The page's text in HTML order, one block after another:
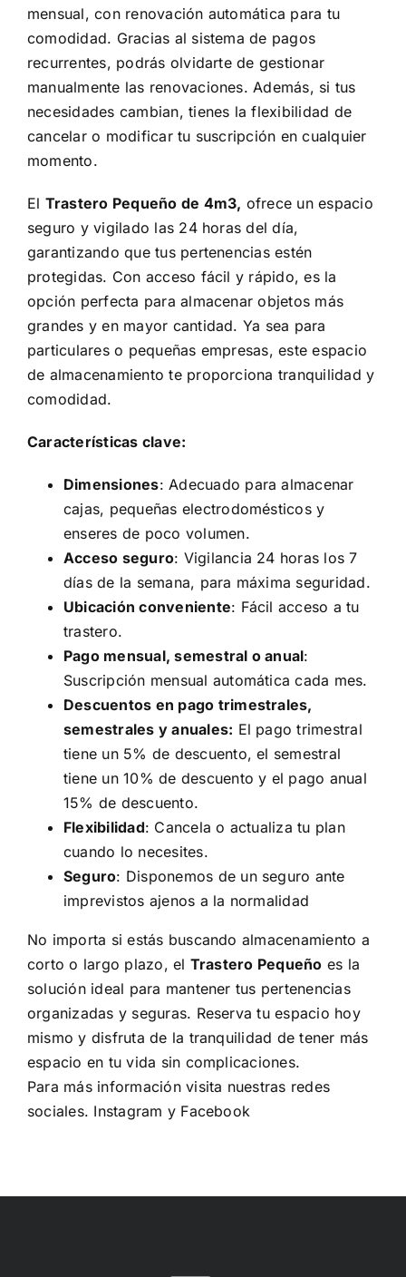
mensual, con renovación automática para tu
comodidad. Gracias al sistema de pagos
recurrentes, podrás olvidarte de gestionar
manualmente las renovaciones. Además, si tus
necesidades cambian, tienes la flexibilidad de
cancelar o modificar tu suscripción en cualquier
momento.
El Trastero Pequeño de 4m3, ofrece un espacio
seguro y vigilado las 24 horas del día,
garantizando que tus pertenencias estén
protegidas. Con acceso fácil y rápido, es la
opción perfecta para almacenar objetos más
grandes y en mayor cantidad. Ya sea para
particulares o pequeñas empresas, este espacio
de almacenamiento te proporciona tranquilidad y
comodidad.
Características clave:
Dimensiones: Adecuado para almacenar
cajas, pequeñas electrodomésticos y
enseres de poco volumen.
Acceso seguro: Vigilancia 24 horas los 7
días de la semana, para máxima seguridad.
Ubicación conveniente: Fácil acceso a tu
trastero.
Pago mensual, semestral o anual:
Suscripción mensual automática cada mes.
Descuentos en pago trimestrales,
semestrales y anuales: El pago trimestral
tiene un 5% de descuento, el semestral
tiene un 10% de descuento y el pago anual
15% de descuento.
Flexibilidad: Cancela o actualiza tu plan
cuando lo necesites.
Seguro: Disponemos de un seguro ante
imprevistos ajenos a la normalidad
No importa si estás buscando almacenamiento a
corto o largo plazo, el Trastero Pequeño es la
solución ideal para mantener tus pertenencias
organizadas y seguras. Reserva tu espacio hoy
mismo y disfruta de la tranquilidad de tener más
espacio en tu vida sin complicaciones.
Para más información visita nuestras redes
sociales. Instagram y Facebook